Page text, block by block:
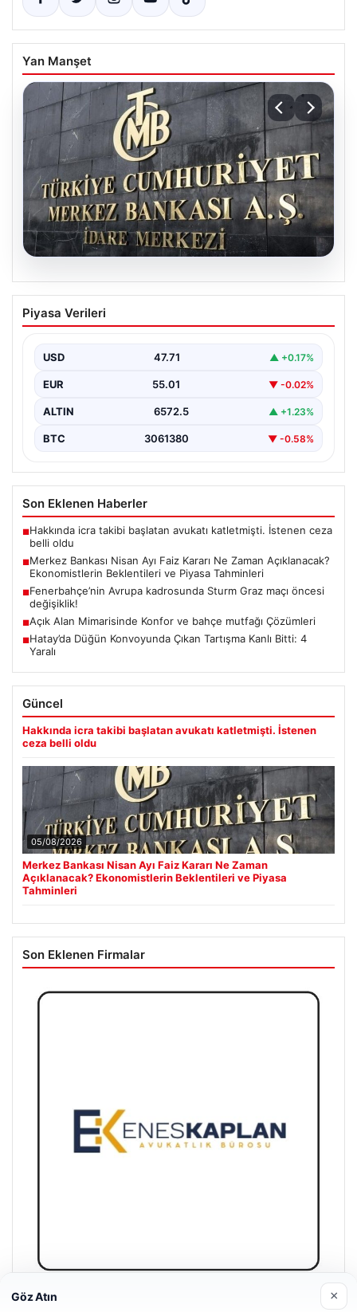
Yan Manşet
05.08.2026
Merkez Bankası Nisan Ayı Faiz Kararı Ne
Zaman Açıklanacak? Ekonomistlerin
Türkiye Cumhuriyet Merkez Bankası (TCMB) Para
üzere…
Piyasa Verileri
USD 47.71 ▲ +0.17%
EUR 55.01 ▼ -0.02%
ALTIN 6572.5 ▲ +1.23%
BTC 3061380 ▼ -0.58%
Son Eklenen Haberler
■Hakkında icra takibi başlatan avukatı katletmişti. İstenen ceza
belli oldu
■Merkez Bankası Nisan Ayı Faiz Kararı Ne Zaman Açıklanacak?
Ekonomistlerin Beklentileri ve Piyasa Tahminleri
■Fenerbahçe’nin Avrupa kadrosunda Sturm Graz maçı öncesi
değişiklik!
■Açık Alan Mimarisinde Konfor ve bahçe mutfağı Çözümleri
■Hatay’da Düğün Konvoyunda Çıkan Tartışma Kanlı Bitti: 4
Yaralı
Güncel
Hakkında icra takibi başlatan avukatı katletmişti. İstenen
ceza belli oldu
05/08/2026
Merkez Bankası Nisan Ayı Faiz Kararı Ne Zaman
Açıklanacak? Ekonomistlerin Beklentileri ve Piyasa
Tahminleri
Son Eklenen Firmalar
Enes Kaplan Avukatlık Bürosu
Göz Atın ×